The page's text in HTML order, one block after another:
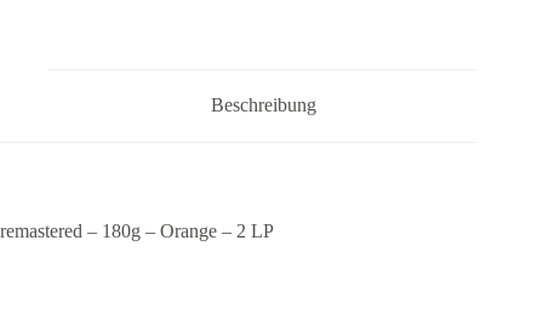
Beschreibung
remastered – 180g – Orange – 2 LP